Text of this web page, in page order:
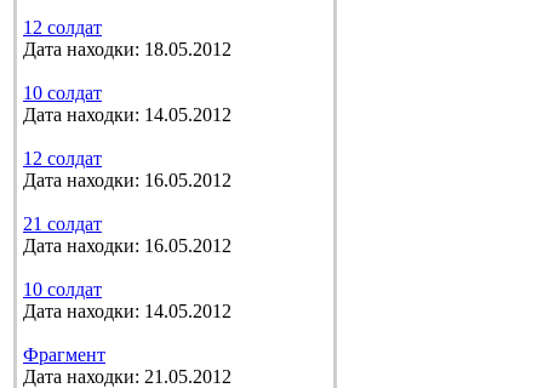
12 солдат
Дата находки: 18.05.2012
10 солдат
Дата находки: 14.05.2012
12 солдат
Дата находки: 16.05.2012
21 солдат
Дата находки: 16.05.2012
10 солдат
Дата находки: 14.05.2012
Фрагмент
Дата находки: 21.05.2012